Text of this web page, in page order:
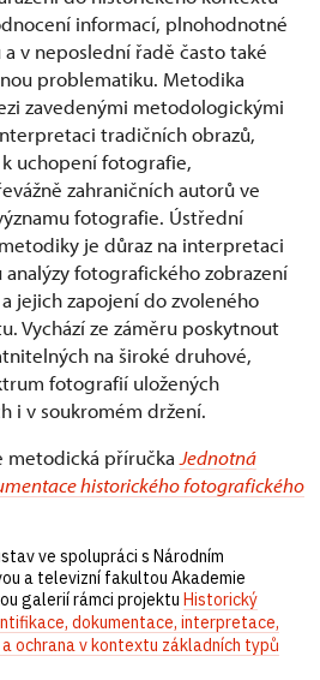
informací, plnohodnotné
v neposlední řadě často také
problematiku. Metodika
zavedenými metodologickými
tradičních obrazů,
uchopení fotografie,
zahraničních autorů ve
fotografie. Ústřední
je důraz na interpretaci
fotografického zobrazení
jejich zapojení do zvoleného
Vychází ze záměru poskytnout
na široké druhové,
fotografií uložených
i v soukromém držení.
metodická příručka Jednotná
historického fotografického
ve spolupráci s Národním
a televizní fakultou Akademie
galerií rámci projektu Historický
dokumentace, interpretace,
ochrana v kontextu základních typů